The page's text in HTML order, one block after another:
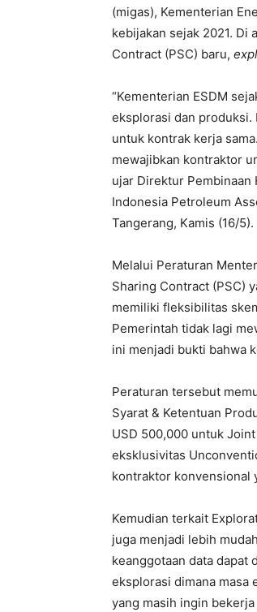
(migas), Kementerian
kebijakan sejak 2021. Di
Contract (PSC) baru,
“Kementerian ESDM
eksplorasi dan produksi.
untuk kontrak kerja
mewajibkan kontraktor
ujar Direktur Pembinaan
Indonesia Petroleum
Tangerang, Kamis (16/5).
Melalui Peraturan
Sharing Contract (PSC)
memiliki fleksibilitas
Pemerintah tidak lagi
ini menjadi bukti bahwa
Peraturan tersebut
Syarat & Ketentuan
USD 500,000 untuk
eksklusivitas
kontraktor konvensional
Kemudian terkait
juga menjadi lebih
keanggotaan data dapat
eksplorasi dimana masa
yang masih ingin